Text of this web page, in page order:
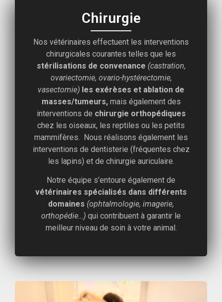
Chirurgie
Nos vétérinaires effectuent les interventions
chirurgicales courantes telles que les
stérilisations de convenance (castration,
ovariectomie, ovario-hystérectomie,
vasectomie) les exérèses et ablation de
masses/tumeurs,mais également des
interventions de chirurgie orthopédiques
chez les oiseaux, les reptiles ou les petits
mammifères. Nous réalisons également les
interventions de dentisterie (fréquentes chez
les lapins) et de chirurgie auriculaire.
Notre équipe s’entoure également de
vétérinaires spécialisés dans différents
domaines (ophtalmologie, imagerie,
orthopédie…) qui contribuent à garantir le
meilleur niveau de soin à votre animal.